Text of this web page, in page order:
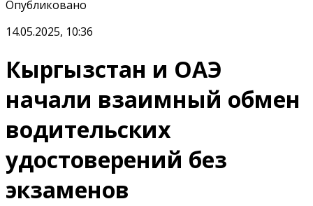
Опубликовано
14.05.2025, 10:36
Кыргызстан и ОАЭ
начали взаимный обмен
водительских
удостоверений без
экзаменов